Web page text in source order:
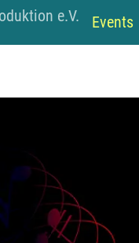
e.V. Events